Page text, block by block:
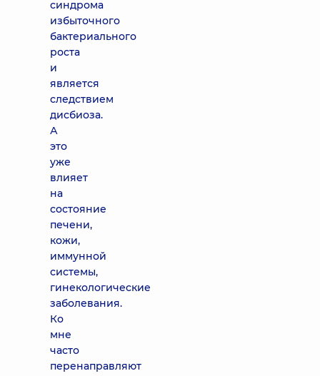
синдрома
избыточного
бактериального
роста
и
является
следствием
дисбиоза.
А
это
уже
влияет
на
состояние
печени,
кожи,
иммунной
системы,
гинекологические
заболевания.
Ко
мне
часто
перенаправляют